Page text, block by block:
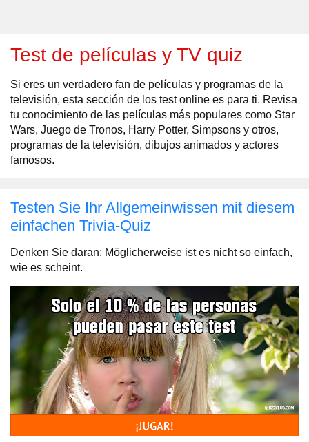
Test de películas y TV quiz
Si eres un verdadero fan de películas y programas de la
televisión, esta sección de los test online es para ti. Revisa
tu conocimiento de las películas más populares como Star
Wars, Juego de Tronos, Harry Potter, Simpsons y otros,
programas de la televisión, dibujos animados y actores
famosos.
Testen Sie Ihr Allgemeinwissen mit diesem
einfachen Trivia-Quiz
Denken Sie daran: Möglicherweise ist es nicht so einfach,
wie es scheint.